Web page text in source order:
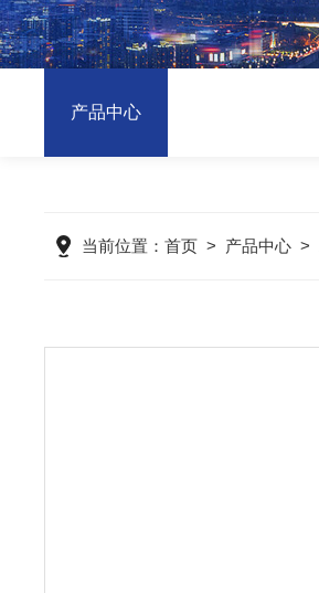
产品中心
当前位置：首页 > 产品中心 >